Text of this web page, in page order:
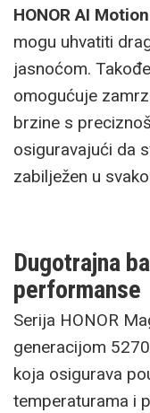
HONOR AI
mogu uhvatiti
jasnoćom.
omogućuje
brzine s
osiguravajući da
zabilježen u
Dugotrajna
performanse
Serija HONOR
generacijom
koja osigurava
temperaturama i